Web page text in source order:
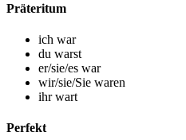
Präteritum
ich war
du warst
er/sie/es war
wir/sie/Sie waren
ihr wart
Perfekt